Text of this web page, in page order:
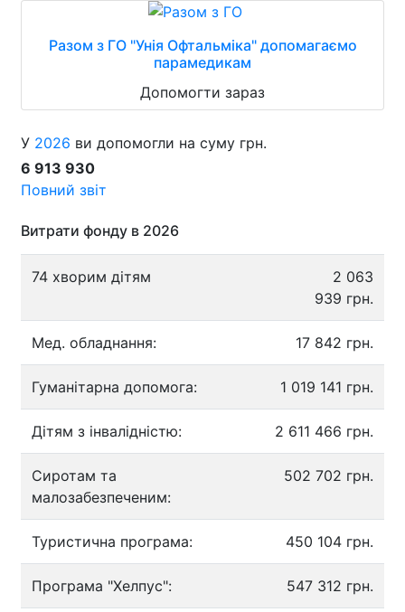
Разом з ГО "Унія Офтальміка" допомагаємо
парамедикам
Допомогти зараз
У 2026 ви допомогли на суму грн.
6 913 930
Повний звіт
Витрати фонду в 2026
74 хворим дітям
2 063
939 грн.
Мед. обладнання: 17 842 грн.
Гуманітарна допомога: 1 019 141 грн.
Дітям з інвалідністю: 2 611 466 грн.
Сиротам та
малозабезпеченим:
502 702 грн.
Туристична програма: 450 104 грн.
Програма "Хелпус": 547 312 грн.